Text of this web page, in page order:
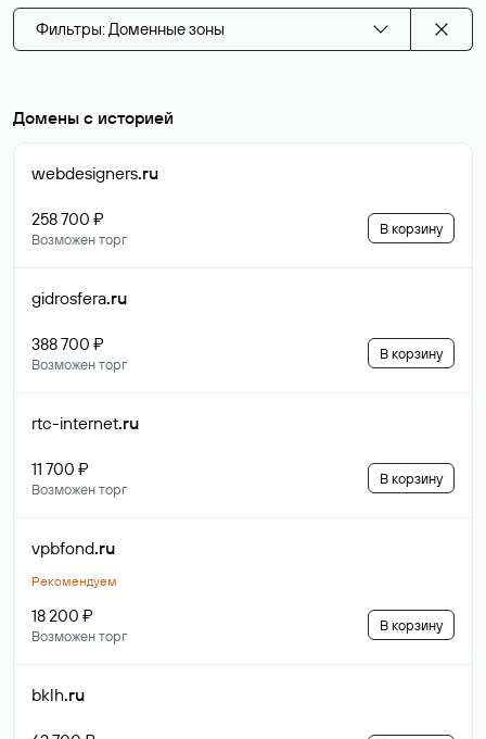
Фильтры: Доменные зоны
Домены с историей
webdesigners.ru
258 700 ₽
Возможен торг
В корзину
gidrosfera.ru
388 700 ₽
Возможен торг
В корзину
rtc-internet.ru
11 700 ₽
Возможен торг
В корзину
vpbfond.ru
Рекомендуем
18 200 ₽
Возможен торг
В корзину
bklh.ru